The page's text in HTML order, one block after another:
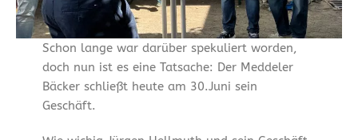
Schon lange war darüber spekuliert worden,
doch nun ist es eine Tatsache: Der Meddeler
Bäcker schließt heute am 30.Juni sein
Geschäft.